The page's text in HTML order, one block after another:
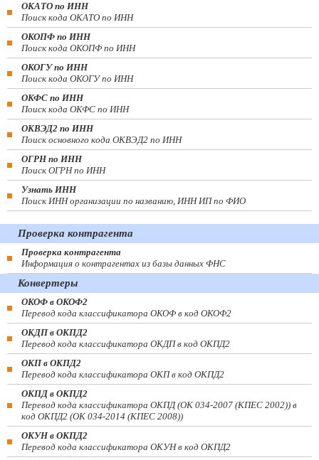
ОКАТО по ИНН
Поиск кода ОКАТО по ИНН
ОКОПФ по ИНН
Поиск кода ОКОПФ по ИНН
ОКОГУ по ИНН
Поиск кода ОКОГУ по ИНН
ОКФС по ИНН
Поиск кода ОКФС по ИНН
ОКВЭД2 по ИНН
Поиск основного кода ОКВЭД2 по ИНН
ОГРН по ИНН
Поиск ОГРН по ИНН
Узнать ИНН
Поиск ИНН организации по названию, ИНН ИП по ФИО
Проверка контрагента
Проверка контрагента
Информация о контрагентах из базы данных ФНС
Конвертеры
ОКОФ в ОКОФ2
Перевод кода классификатора ОКОФ в код ОКОФ2
ОКДП в ОКПД2
Перевод кода классификатора ОКДП в код ОКПД2
ОКП в ОКПД2
Перевод кода классификатора ОКП в код ОКПД2
ОКПД в ОКПД2
Перевод кода классификатора ОКПД (ОК 034-2007 (КПЕС 2002)) в
код ОКПД2 (ОК 034-2014 (КПЕС 2008))
ОКУН в ОКПД2
Перевод кода классификатора ОКУН в код ОКПД2